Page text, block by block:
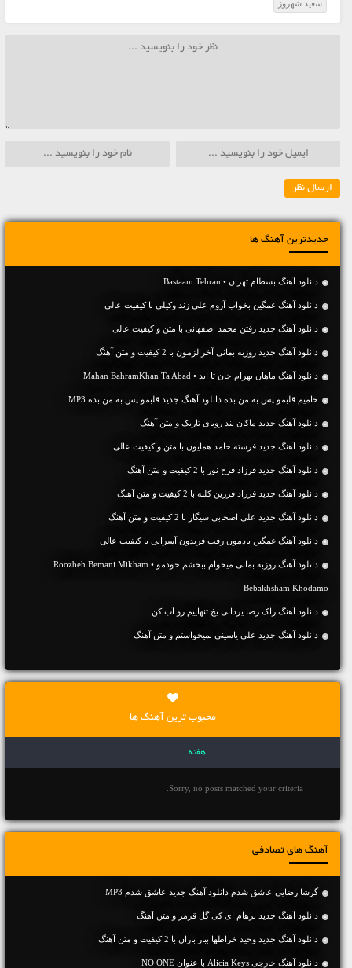
سعید شهروز
جدیدترین آهنگ ها
دانلود آهنگ بسطام تهران • Bastaam Tehran
دانلود آهنگ غمگین بخواب آروم علی زند وکیلی با کیفیت عالی
دانلود آهنگ جديد رفتن محمد اصفهانی با متن و کیفیت عالی
دانلود آهنگ جديد روزبه بمانی آخرالزمون با 2 کیفیت و متن آهنگ
دانلود آهنگ ماهان بهرام خان تا ابد • Mahan BahramKhan Ta Abad
حامیم قلبمو پس به من بده دانلود آهنگ جدید قلبمو پس به من بده MP3
دانلود آهنگ جديد ماکان بند رویای تاریک و متن آهنگ
دانلود آهنگ جديد فرشته حامد همایون با متن و کیفیت عالی
دانلود آهنگ جديد فرزاد فرخ نور با 2 کیفیت و متن آهنگ
دانلود آهنگ جديد فرزاد فرزین کلبه با 2 کیفیت و متن آهنگ
دانلود آهنگ جديد علی اصحابی سیگار با 2 کیفیت و متن آهنگ
دانلود آهنگ غمگین یادمون رفت فریدون آسرایی با کیفیت عالی
دانلود آهنگ روزبه بمانی میخوام ببخشم خودمو • Roozbeh Bemani Mikham
Bebakhsham Khodamo
دانلود آهنگ راک رضا یزدانی یخ تنهاییم رو آب کن
دانلود آهنگ جديد علی یاسینی نمیخواستم و متن آهنگ
محبوب ترین آهنگ ها
هفته
Sorry, no posts matched your criteria.
آهنگ های تصادفی
گرشا رضایی عاشق شدم دانلود آهنگ جدید عاشق شدم MP3
دانلود آهنگ جديد پرهام ای کی گل قرمز و متن آهنگ
دانلود آهنگ جديد وحید خراطها ببار باران با 2 کیفیت و متن آهنگ
دانلود آهنگ خارجی Alicia Keys با عنوان NO ONE